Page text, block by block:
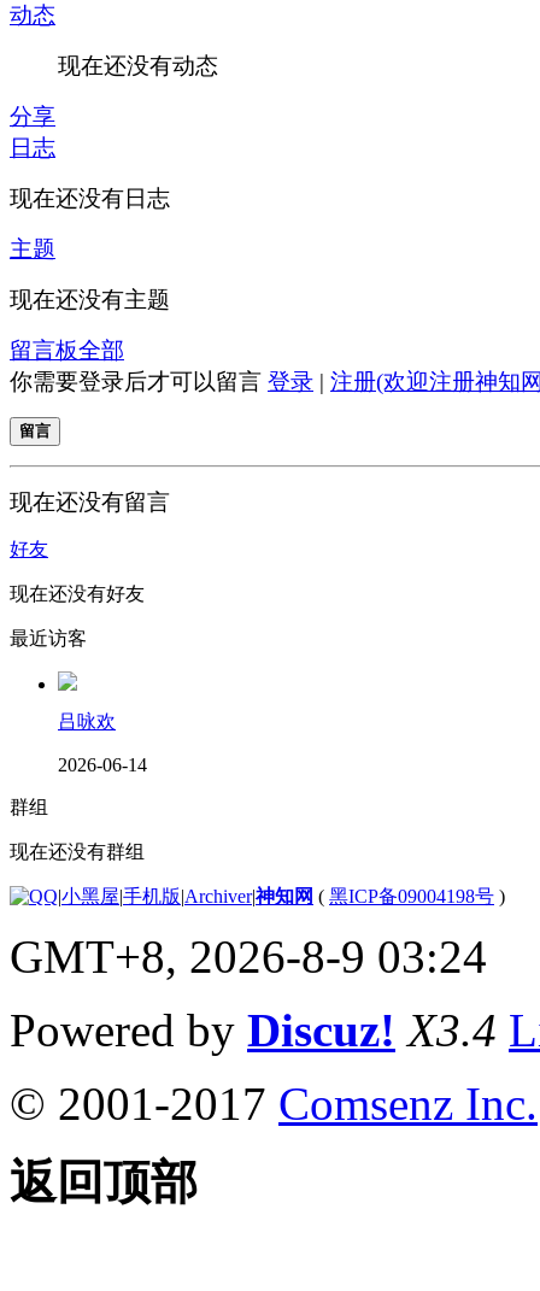
动态
现在还没有动态
分享
日志
现在还没有日志
主题
现在还没有主题
留言板全部
你需要登录后才可以留言 登录 | 注册(欢迎注册神知
留言
现在还没有留言
好友
现在还没有好友
最近访客
吕咏欢
2026-06-14
群组
现在还没有群组
|小黑屋|手机版|Archiver|神知网 ( 黑ICP备09004198号 )
GMT+8, 2026-8-9 03:24
Powered by Discuz! X3.4
© 2001-2017 Comsenz Inc.
返回顶部